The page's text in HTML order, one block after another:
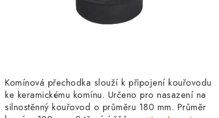
Komínová přechodka slouží k připojení kouřovodu
ke keramickému komínu. Určeno pro nasazení na
silnostěnný kouřovod o průměru 180 mm. Průměr